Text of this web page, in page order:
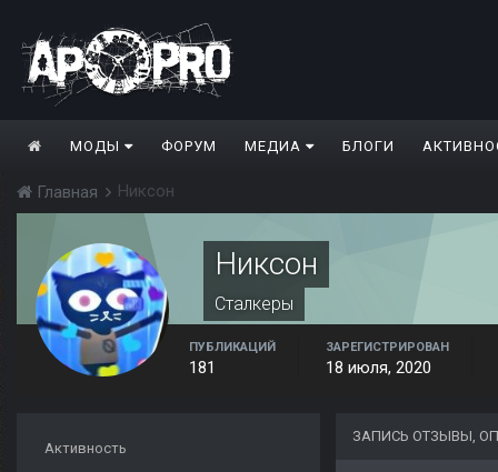
МОДЫ ФОРУМ МЕДИА БЛОГИ
Главная Никсон
Никсон
Сталкеры
ПУБЛИКАЦИЙ
181
ЗАРЕГИСТРИРОВАН
18 июля, 2020
Активность
ЗАПИСЬ ОТЗЫВЫ,